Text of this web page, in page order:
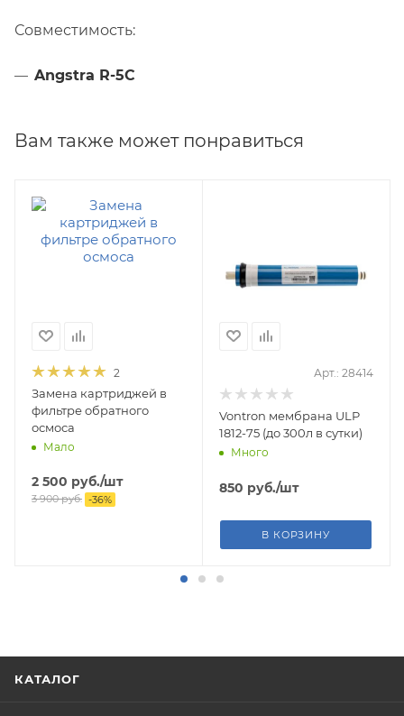
Совместимость:
Angstra R-5C
Вам также может понравиться
2
Замена картриджей в
фильтре обратного
осмоса
Мало
2 500 руб./шт
3 900руб. -36%
Арт.: 28414
Vontron мембрана ULP
1812-75 (до 300л в сутки)
Много
850 руб./шт
В КОРЗИНУ
КАТАЛОГ